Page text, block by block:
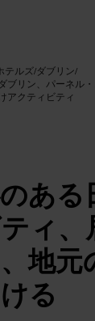
テルズ/ダブリン/
ブリン、パーネル
アクティビティ
ある
ィ、
地
る